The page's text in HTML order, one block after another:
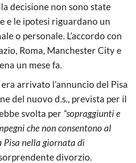
decisione non sono state
e le ipotesi riguardano un
o personale. L’accordo con
Roma, Manchester City e
un mese fa.
arrivato l’annuncio del Pisa
del nuovo d.s., prevista per il
svolta per “sopraggiunti e
che non consentono al
Pisa nella giornata di
divorzio.